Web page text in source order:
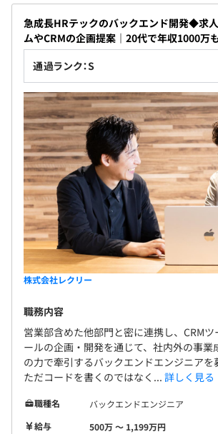
急成長HRテックのバックエンド開発◆求
ムやCRMの企画提案｜20代で年収1000万
通過ランク：S
株式会社レクリー
職務内容
営業部含めた他部門と密に連携し、CRM
ールの企画・開発を通じて、社内外の事業
の力で牽引するバックエンドエンジニアを
ただコードを書くのではなく... 詳しく見る
職種名
バックエンドエンジニア
給与
500万 〜 1,199万円